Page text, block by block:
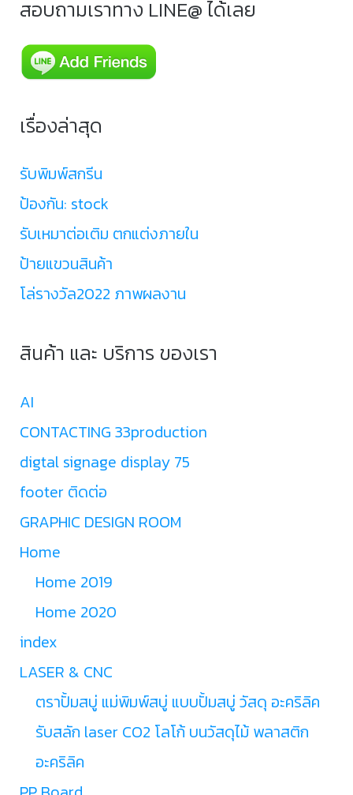
สอบถามเราทาง LINE@ ได้เลย
เรื่องล่าสุด
รับพิมพ์สกรีน
ป้องกัน: stock
รับเหมาต่อเติม ตกแต่งภายใน
ป้ายแขวนสินค้า
โล่รางวัล2022 ภาพผลงาน
สินค้า และ บริการ ของเรา
AI
CONTACTING 33production
digtal signage display 75
footer ติดต่อ
GRAPHIC DESIGN ROOM
Home
Home 2019
Home 2020
index
LASER & CNC
ตราปั้มสบู่ แม่พิมพ์สบู่ แบบปั้มสบู่ วัสดุ อะคริลิค
รับสลัก laser CO2 โลโก้ บนวัสดุไม้ พลาสติก
อะคริลิค